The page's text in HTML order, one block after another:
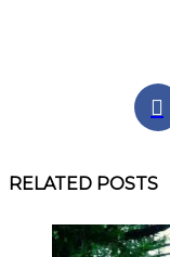
RELATED POSTS